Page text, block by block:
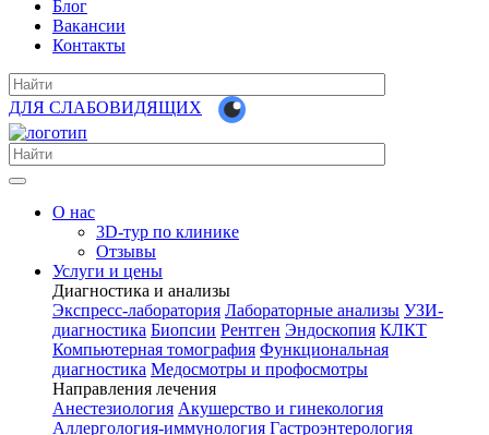
Блог
Вакансии
Контакты
ДЛЯ СЛАБОВИДЯЩИХ
О нас
3D-тур по клинике
Отзывы
Услуги и цены
Диагностика и анализы
Экспресс-лаборатория Лабораторные анализы УЗИ-
диагностика Биопсии Рентген Эндоскопия КЛКТ
Компьютерная томография Функциональная
диагностика Медосмотры и профосмотры
Направления лечения
Анестезиология Акушерство и гинекология
Аллергология-иммунология Гастроэнтерология